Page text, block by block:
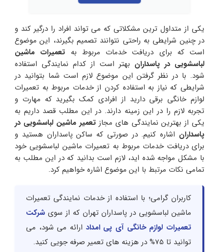
یکی از متداول ترین مشکلاتی که می تواند افراد را درگیر کند و
در چنین شرایطی به راحتی نتوانند تصمیم بگیرند، این موضوع
است که برای دریافت خدمات مربوط به تعمیرات ماشین
لباسشویی در پاسداران بهتر است از کدام نمایندگی استفاده
شود. با در نظر گرفتن این موضوع لازم است شما بتوانید در
شرایطی که نیاز به استفاده کردن از خدمات مربوط به تعمیرات
لوازم خانگی برقی دارید از افرادی کمک بگیرید که مهارت و
تجربه‌ لازم را در این زمینه دارند. در این مطلب قصد داریم به
یکی از بهترین نمایندگی های مجاز تعمیر ماشین لباسشویی در
پاسداران اشاره کنیم. در صورتی‌ که ساکن پاسداران هستید و
برای دریافت خدمات مربوط به تعمیرات ماشین لباسشویی خود
با مشکل مواجه شده اید، لازم است بدانید که در این مطلب به
تمامی نکات مرتبط با این موضوع اشاره خواهیم کرد‌.
کاربران گرامی؛ با استفاده از خدمات نمایندگی تعمیرات
ماشین لباسشویی در پاسداران تهران که از سوی شرکت
تعمیرات لوازم خانگی آی پی امداد ارائه می شود، می
توانید تا 75% در هزینه های تعمیر صرفه جویی کنید.